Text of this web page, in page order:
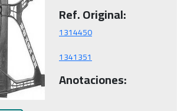
Ref. Original:
1341351
Anotaciones: